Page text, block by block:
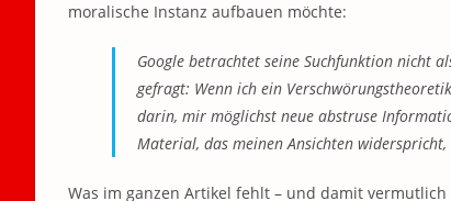
moralische Instanz aufbauen möchte:
Google betrachtet seine Suchfunktion nicht
gefragt: Wenn ich ein
darin, mir möglichst neue abstruse
Material, das meinen Ansichten
Was im ganzen Artikel fehlt – und damit